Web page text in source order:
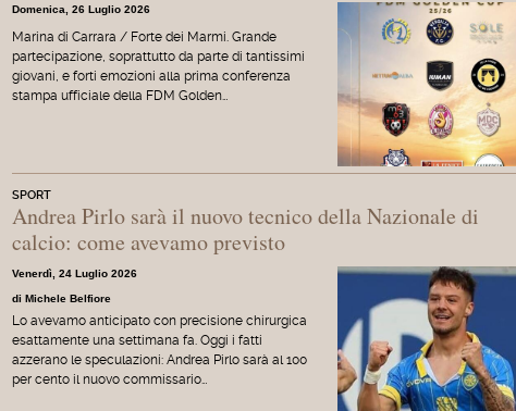
Domenica, 26 Luglio 2026
Marina di Carrara / Forte dei Marmi. Grande
partecipazione, soprattutto da parte di tantissimi
giovani, e forti emozioni alla prima conferenza
stampa ufficiale della FDM Golden…
SPORT
Andrea Pirlo sarà il nuovo tecnico della Nazionale di
calcio: come avevamo previsto
Venerdì, 24 Luglio 2026
di Michele Belfiore
Lo avevamo anticipato con precisione chirurgica
esattamente una settimana fa. Oggi i fatti
azzerano le speculazioni: Andrea Pirlo sarà al 100
per cento il nuovo commissario…